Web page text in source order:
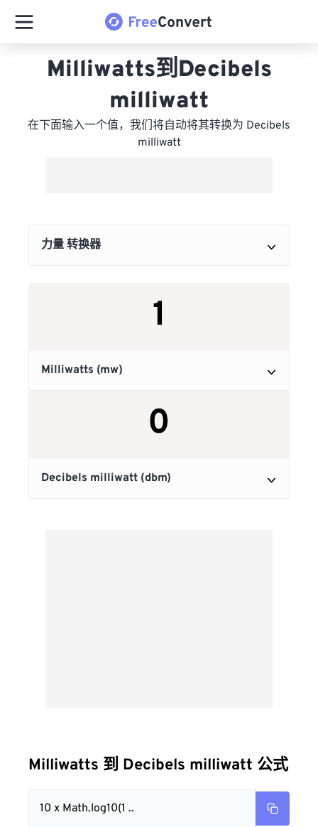
Milliwatts到Decibels
milliwatt
在下面输入一个值，我们将自动将其转换为 Decibels
milliwatt
Milliwatts 到 Decibels milliwatt 公式
10 x Math.log10(1 ..